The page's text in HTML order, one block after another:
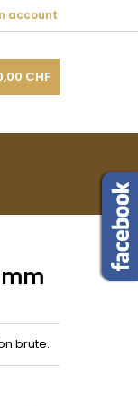
account
CHF
brute.